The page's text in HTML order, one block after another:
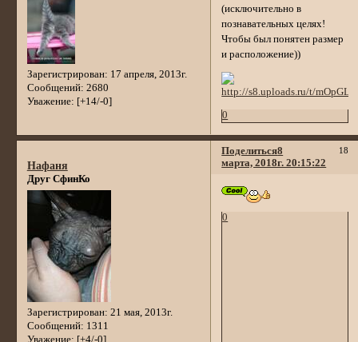
Зарегистрирован: 17 апреля, 2013г.
Сообщений: 2680
Уважение: [+14/-0]
(исключительно в
познавательных целях!
Чтобы был понятен размер
и расположение))
0
Поделиться 18
8
марта, 2018г. 20:15:22
Нафаня
Друг СфинКо
Зарегистрирован: 21 мая, 2013г.
Сообщений: 1311
Уважение: [+4/-0]
0